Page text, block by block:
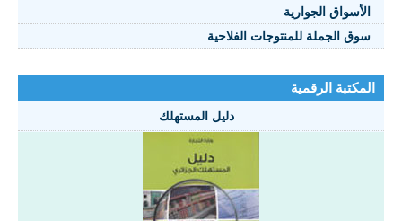
الأسواق الجوارية
سوق الجملة للمنتوجات الفلاحية
المكتبة الرقمية
دليل المستهلك